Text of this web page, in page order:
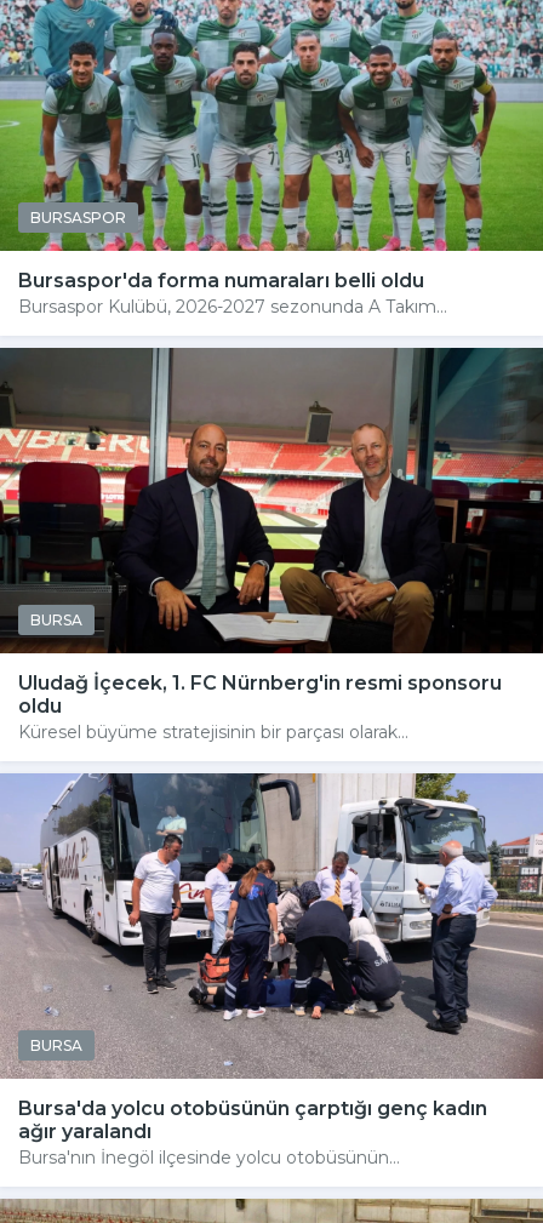
BURSASPOR
Bursaspor'da forma numaraları belli oldu
Bursaspor Kulübü, 2026-2027 sezonunda A Takım...
BURSA
Uludağ İçecek, 1. FC Nürnberg'in resmi sponsoru
oldu
Küresel büyüme stratejisinin bir parçası olarak...
BURSA
Bursa'da yolcu otobüsünün çarptığı genç kadın
ağır yaralandı
Bursa'nın İnegöl ilçesinde yolcu otobüsünün...